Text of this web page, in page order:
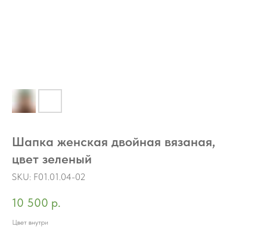
Шапка женская двойная вязаная,
цвет зеленый
SKU: F01.01.04-02
10 500 р.
Цвет внутри